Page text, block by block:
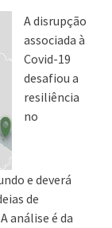
A disrupção
associada à
Covid-19
desafiou a
resiliência
no
e deverá
de
análise é da